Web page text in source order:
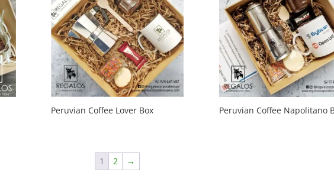
Peruvian Coffee Lover Box Peruvian Coffee Napolitano
1 2 →